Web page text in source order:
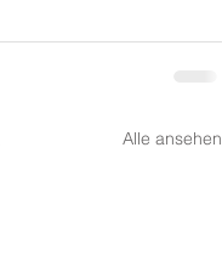
Alle ansehen